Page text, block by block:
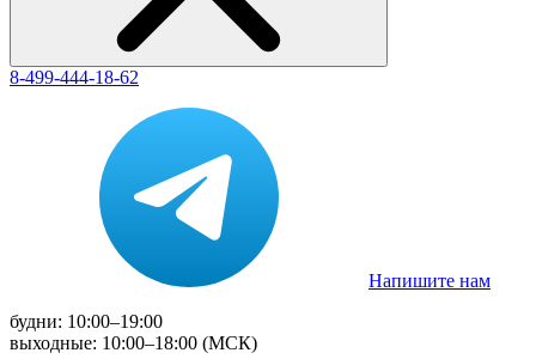
8-499-444-18-62
Напишите нам
будни: 10:00–19:00
выходные: 10:00–18:00 (МСК)